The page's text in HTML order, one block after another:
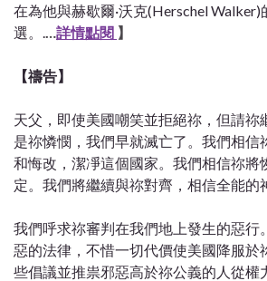
在為他與赫歇爾·沃克(Herschel
選。
詳情點閱 】
【禱告】
天父，即使美國嘲笑並拒絕祢，但請祢
是祢憐憫，我們早就滅亡了。我們相信
和悔改，潔凈這個國家。我們相信祢將
定。我們將繼續與祢對齊，相信全能的
我們呼求祢審判在我們地上發生的惡行
惡的法律，不惜一切代價使美國降服於
些倡議並推祟邪惡高於祢公義的人從權